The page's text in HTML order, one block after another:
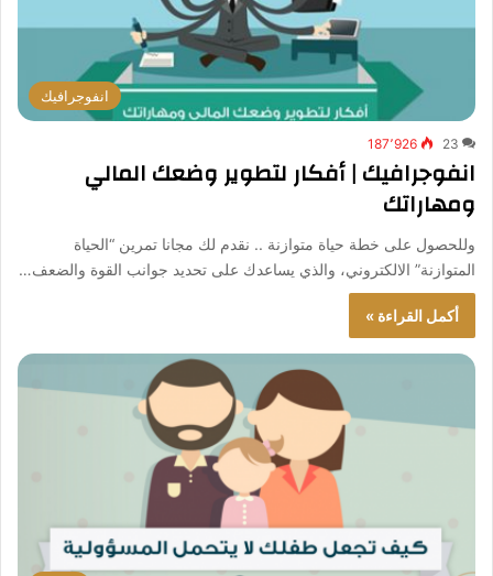
انفوجرافيك
23 187٬926
انفوجرافيك | أفكار لتطوير وضعك المالي
ومهاراتك
وللحصول على خطة حياة متوازنة .. نقدم لك مجانا تمرين “الحياة
المتوازنة” الالكتروني، والذي يساعدك على تحديد جوانب القوة والضعف…
أكمل القراءة »